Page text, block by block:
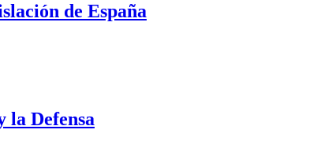
de España
la Defensa